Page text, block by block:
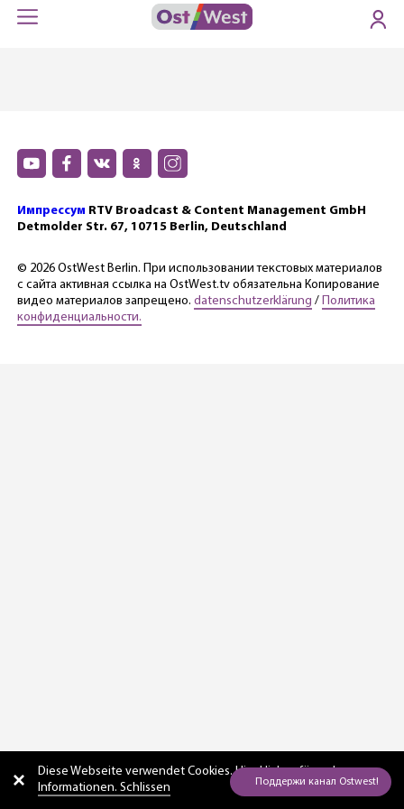
Импрессум RTV Broadcast & Content Management GmbH
Detmolder Str. 67, 10715 Berlin, Deutschland
© 2026 OstWest Berlin. При использовании текстовых материалов
с сайта активная ссылка на OstWest.tv обязательна Копирование
видео материалов запрещено. datenschutzerklärung / Политика
конфиденциальности.
Diese Webseite verwendet Cookies. Hierklicken für mehr
Informationen. Schlissen